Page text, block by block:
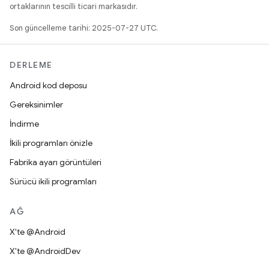
ortaklarının tescilli ticari markasıdır.
Son güncelleme tarihi: 2025-07-27 UTC.
DERLEME
Android kod deposu
Gereksinimler
İndirme
İkili programları önizle
Fabrika ayarı görüntüleri
Sürücü ikili programları
AĞ
X'te @Android
X'te @AndroidDev